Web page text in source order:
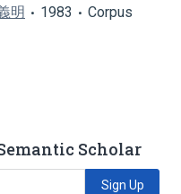
明 1983
Corpus
Scholar
Sign Up